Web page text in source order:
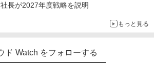
長が2027年度戦略を説明
もっと見る
ド Watch をフォローする